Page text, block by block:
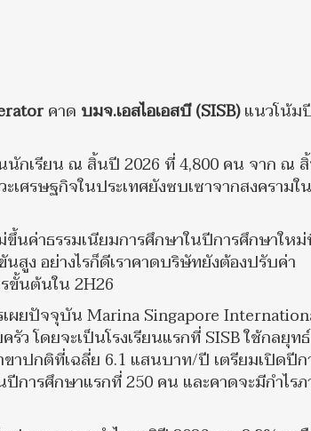
คาด บมจ.เอสไอเอสบี (SISB)แนวโน้ม
นักเรียน ณ สิ้นปี 2026 ที่ 4,800 คน จาก ณ
เศรษฐกิจในประเทศยังซบเซาจากสงครามใน
นค่าธรรมเนียมการศึกษาในปีการศึกษาให
สูง อย่างไรก็ดีเราคาดบริษัทยังต้องปรับค่า
ขั้นต้นใน 2H26
เผยปัจจุบัน Marina Singapore
ว โดยจะเป็นโรงเรียนแรกที่ SISB ใช้กลยุท
าปกติที่เฉลี่ย 6.1 แสนบาท/ปี เตรียมเปิดปีก
การศึกษาแรกที่ 250 คน และคาดจะมีกำไร